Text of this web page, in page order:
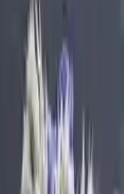
ve zarif olarak
ve kullanımı
ürünlerin
sofralarınıza